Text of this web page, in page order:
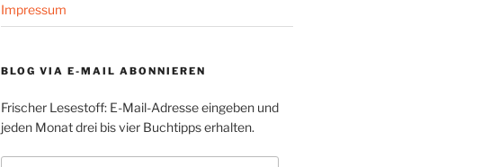
Impressum
BLOG VIA E-MAIL ABONNIEREN
Frischer Lesestoff: E-Mail-Adresse eingeben und
jeden Monat drei bis vier Buchtipps erhalten.